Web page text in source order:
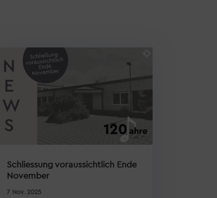
Schliessung voraussichtlich Ende
November
7 Nov. 2025